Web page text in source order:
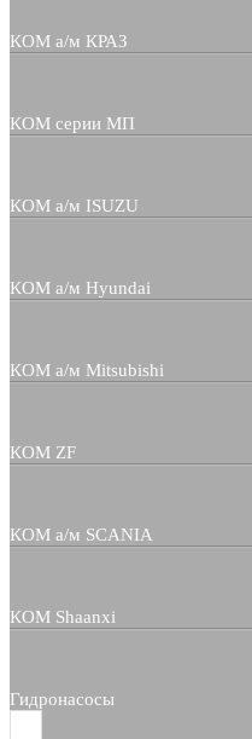
КОМ а/м КРАЗ
КОМ серии МП
КОМ а/м ISUZU
КОМ а/м Hyundai
КОМ а/м Mitsubishi
КОМ ZF
КОМ а/м SCANIA
КОМ Shaanxi
Гидронасосы